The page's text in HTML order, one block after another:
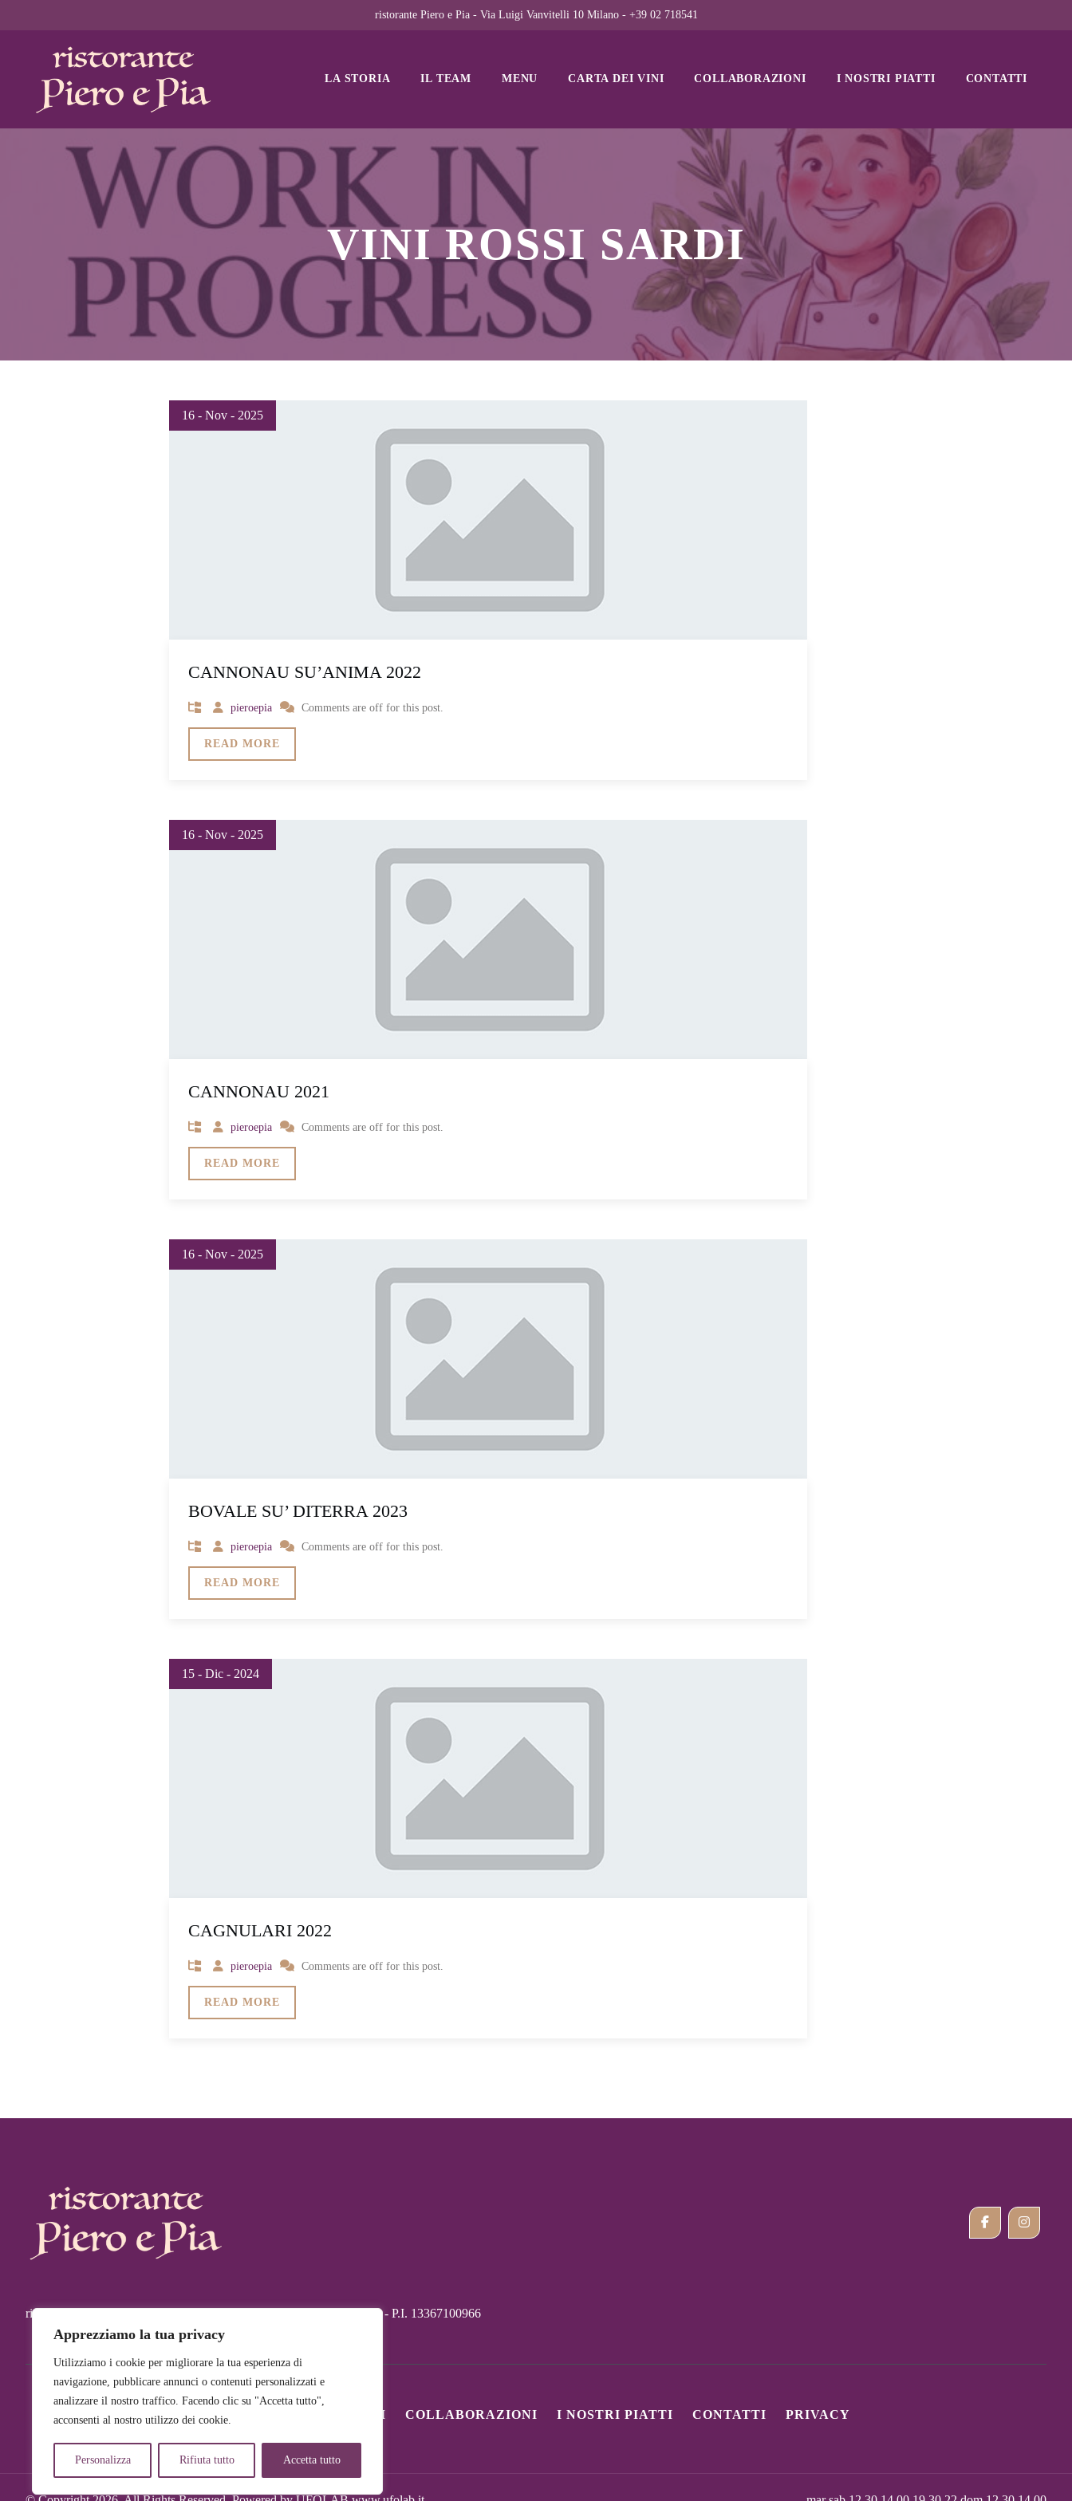
Apprezziamo la tua privacy
Utilizziamo i cookie per migliorare la tua esperienza di
navigazione, pubblicare annunci o contenuti personalizzati e
analizzare il nostro traffico. Facendo clic su "Accetta tutto",
acconsenti al nostro utilizzo dei cookie.
Personalizza Rifiuta tutto Accetta tutto
ristorante Piero e Pia - Via Luigi Vanvitelli 10 Milano - +39 02 718541
LA STORIA IL TEAM MENU CARTA DEI VINI COLLABORAZIONI I NOSTRI PIATTI CONTATTI
VINI ROSSI SARDI
16 - Nov - 2025
CANNONAU SU’ANIMA 2022
pieroepia Comments are off for this post.
READ MORE
16 - Nov - 2025
CANNONAU 2021
pieroepia Comments are off for this post.
READ MORE
16 - Nov - 2025
BOVALE SU’ DITERRA 2023
pieroepia Comments are off for this post.
READ MORE
15 - Dic - 2024
CAGNULARI 2022
pieroepia Comments are off for this post.
READ MORE
ristorante Piero e Pia - Via Luigi Vanvitelli 10 Milano - +39 02 718541 - P.I. 13367100966
LA STORIA IL TEAM MENU CARTA DEI VINI COLLABORAZIONI I NOSTRI PIATTI CONTATTI PRIVACY